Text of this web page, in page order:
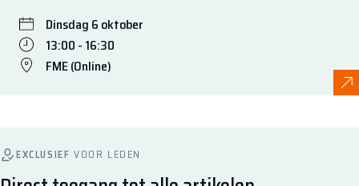
Dinsdag 6 oktober
13:00 - 16:30
FME (Online)
EXCLUSIEF VOOR LEDEN